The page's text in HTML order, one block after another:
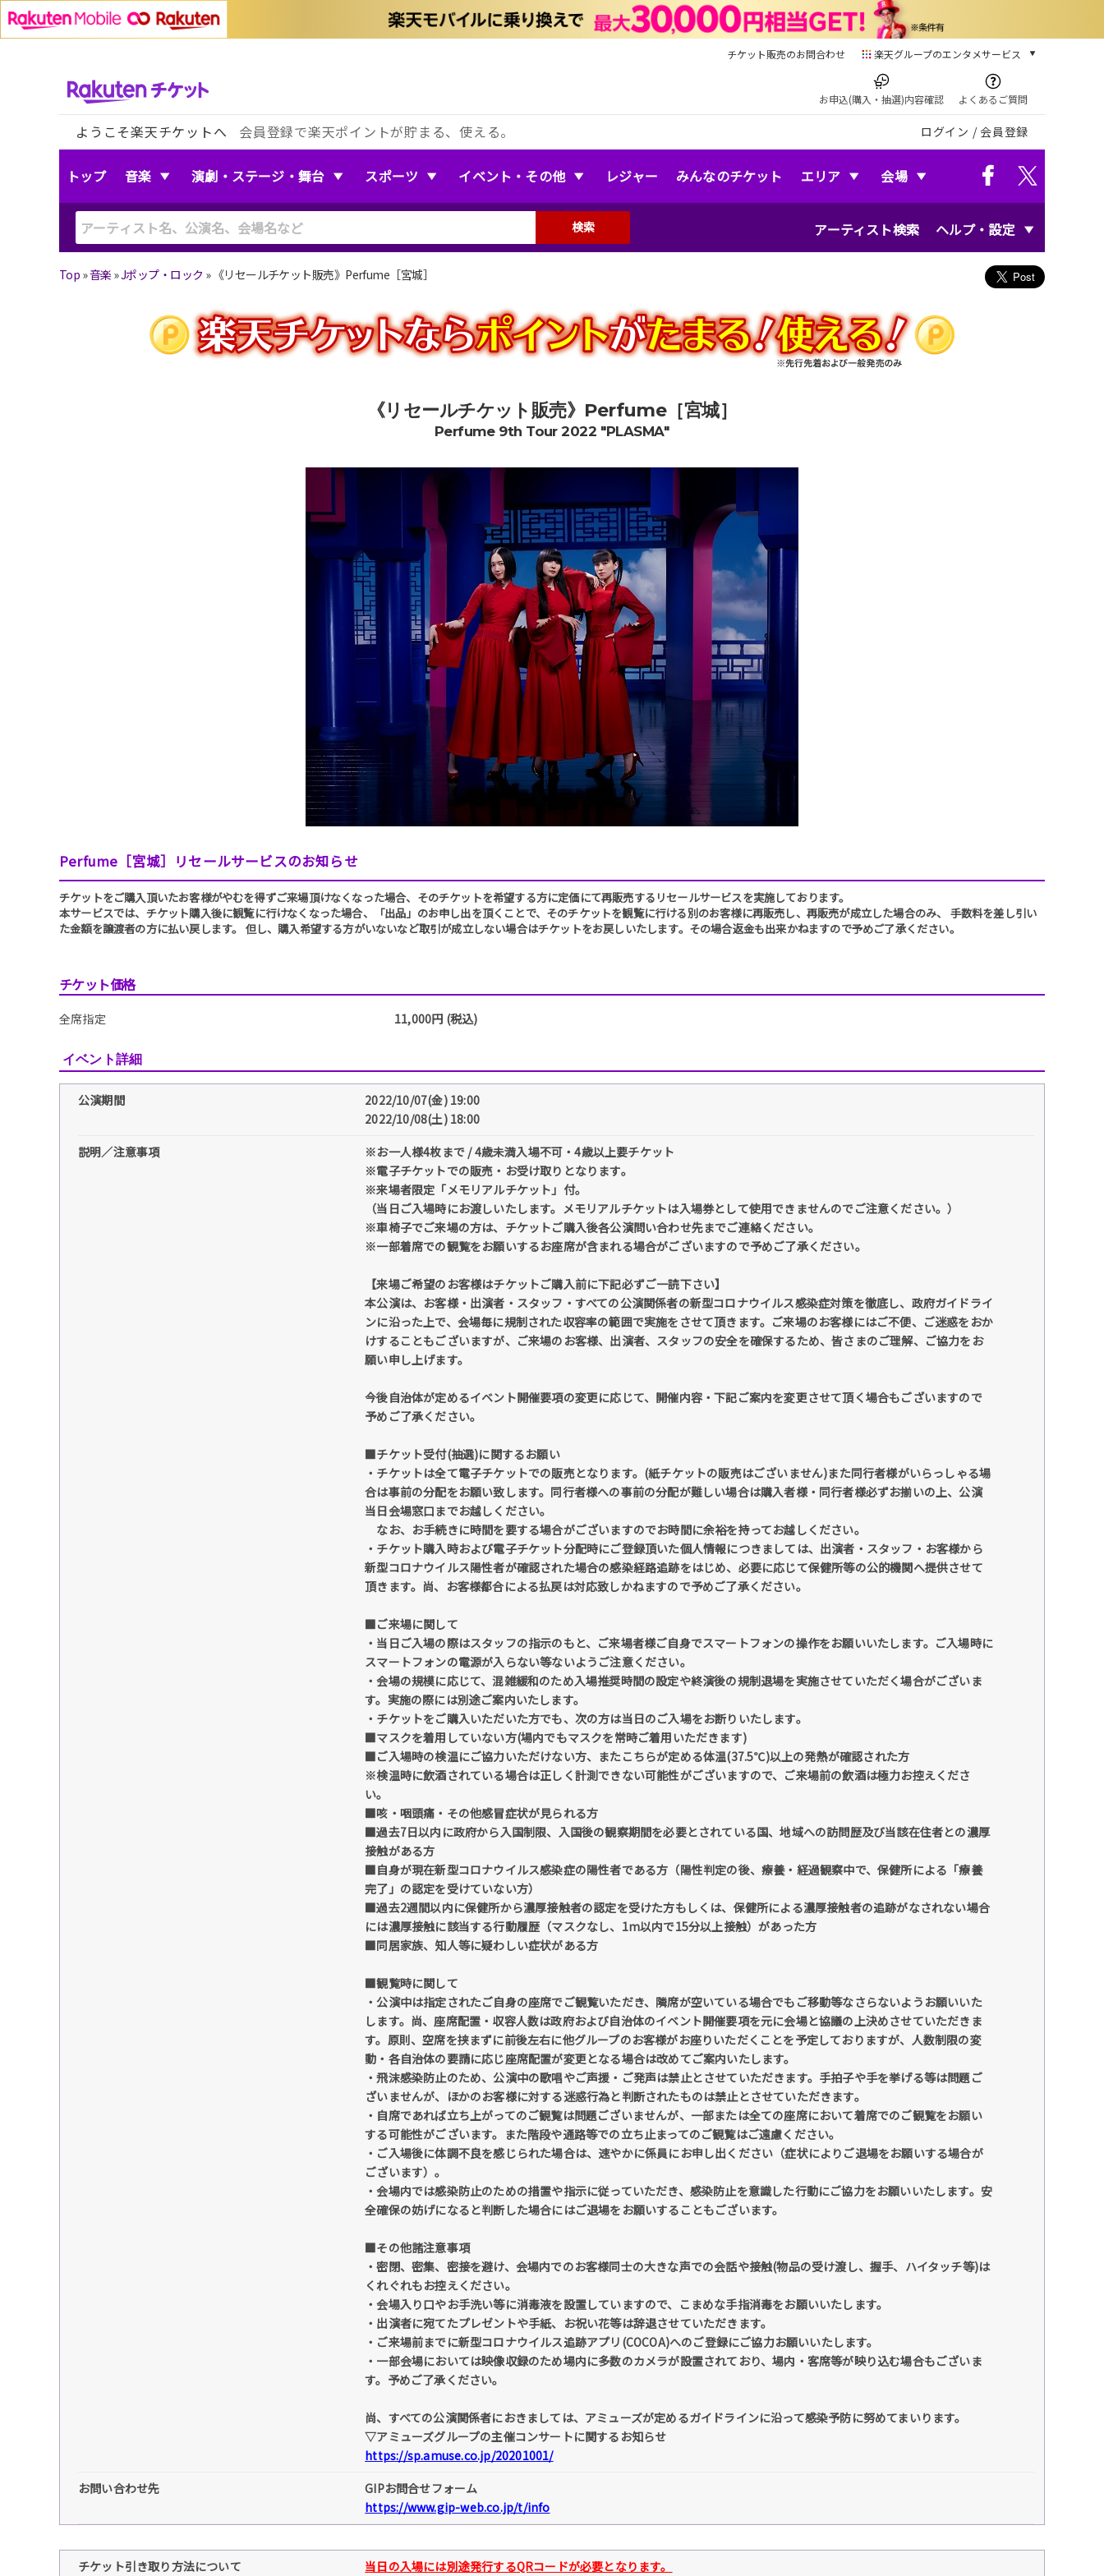
チケット販売のお問合わせ 楽天グループのエンタメサービス
本/ゲーム/CD/DVD
楽天ブックス
電子書籍
楽天Kobo
音楽配信
動画配信ガイド
Rakuten PLAY
無料テレビ
Rチャンネル
お申込(購入・抽選)内容確認 よくあるご質問
ようこそ楽天チケットへ 会員登録で楽天ポイントが貯まる、使える。 ログイン / 会員登録
トップ 音楽 演劇・ステージ・舞台 スポーツ イベント・その他 レジャー みんなのチケット エリア 会場
アーティスト検索 ヘルプ・設定
検索
Top »音楽 »Jポップ・ロック » 《リセールチケット販売》Perfume［宮城］
《リセールチケット販売》Perfume［宮城］
Perfume 9th Tour 2022 "PLASMA"
Perfume［宮城］リセールサービスのお知らせ
チケットをご購入頂いたお客様がやむを得ずご来場頂けなくなった場合、そのチケットを希望する方に定価にて再販売するリセールサービスを実施しております。
本サービスでは、チケット購入後に観覧に行けなくなった場合、「出品」のお申し出を頂くことで、そのチケットを観覧に行ける別のお客様に再販売し、再販売が成立した場合のみ、 手数料を差し引い
た金額を譲渡者の方に払い戻します。 但し、購入希望する方がいないなど取引が成立しない場合はチケットをお戻しいたします。その場合返金も出来かねますので予めご了承ください。
チケット価格
全席指定 11,000円 (税込)
イベント詳細
公演期間
2022/10/07(金) 19:00
2022/10/08(土) 18:00
説明／注意事項
※お一人様4枚まで / 4歳未満入場不可・4歳以上要チケット
※電子チケットでの販売・お受け取りとなります。
※来場者限定「メモリアルチケット」付。
（当日ご入場時にお渡しいたします。メモリアルチケットは入場券として使用できませんのでご注意ください。）
※車椅子でご来場の方は、チケットご購入後各公演問い合わせ先までご連絡ください。
※一部着席での観覧をお願いするお座席が含まれる場合がございますので予めご了承ください。
【来場ご希望のお客様はチケットご購入前に下記必ずご一読下さい】
本公演は、お客様・出演者・スタッフ・すべての公演関係者の新型コロナウイルス感染症対策を徹底し、政府ガイドライ
ンに沿った上で、会場毎に規制された収容率の範囲で実施をさせて頂きます。ご来場のお客様にはご不便、ご迷惑をおか
けすることもございますが、ご来場のお客様、出演者、スタッフの安全を確保するため、皆さまのご理解、ご協力をお
願い申し上げます。
今後自治体が定めるイベント開催要項の変更に応じて、開催内容・下記ご案内を変更させて頂く場合もございますので
予めご了承ください。
■チケット受付(抽選)に関するお願い
・チケットは全て電子チケットでの販売となります。(紙チケットの販売はございません)また同行者様がいらっしゃる場
合は事前の分配をお願い致します。同行者様への事前の分配が難しい場合は購入者様・同行者様必ずお揃いの上、公演
当日会場窓口までお越しください。
なお、お手続きに時間を要する場合がございますのでお時間に余裕を持ってお越しください。
・チケット購入時および電子チケット分配時にご登録頂いた個人情報につきましては、出演者・スタッフ・お客様から
新型コロナウイルス陽性者が確認された場合の感染経路追跡をはじめ、必要に応じて保健所等の公的機関へ提供させて
頂きます。尚、お客様都合による払戻は対応致しかねますので予めご了承ください。
■ご来場に関して
・当日ご入場の際はスタッフの指示のもと、ご来場者様ご自身でスマートフォンの操作をお願いいたします。ご入場時に
スマートフォンの電源が入らない等ないようご注意ください。
・会場の規模に応じて、混雑緩和のため入場推奨時間の設定や終演後の規制退場を実施させていただく場合がございま
す。実施の際には別途ご案内いたします。
・チケットをご購入いただいた方でも、次の方は当日のご入場をお断りいたします。
■マスクを着用していない方(場内でもマスクを常時ご着用いただきます)
■ご入場時の検温にご協力いただけない方、またこちらが定める体温(37.5℃)以上の発熱が確認された方
※検温時に飲酒されている場合は正しく計測できない可能性がございますので、ご来場前の飲酒は極力お控えくださ
い。
■咳・咽頭痛・その他感冒症状が見られる方
■過去7日以内に政府から入国制限、入国後の観察期間を必要とされている国、地域への訪問歴及び当該在住者との濃厚
接触がある方
■自身が現在新型コロナウイルス感染症の陽性者である方（陽性判定の後、療養・経過観察中で、保健所による「療養
完了」の認定を受けていない方）
■過去2週間以内に保健所から濃厚接触者の認定を受けた方もしくは、保健所による濃厚接触者の追跡がなされない場合
には濃厚接触に該当する行動履歴（マスクなし、1m以内で15分以上接触）があった方
■同居家族、知人等に疑わしい症状がある方
■観覧時に関して
・公演中は指定されたご自身の座席でご観覧いただき、隣席が空いている場合でもご移動等なさらないようお願いいた
します。尚、座席配置・収容人数は政府および自治体のイベント開催要項を元に会場と協議の上決めさせていただきま
す。原則、空席を挟まずに前後左右に他グループのお客様がお座りいただくことを予定しておりますが、人数制限の変
動・各自治体の要請に応じ座席配置が変更となる場合は改めてご案内いたします。
・飛沫感染防止のため、公演中の歌唱やご声援・ご発声は禁止とさせていただきます。手拍子や手を挙げる等は問題ご
ざいませんが、ほかのお客様に対する迷惑行為と判断されたものは禁止とさせていただきます。
・自席であれば立ち上がってのご観覧は問題ございませんが、一部または全ての座席において着席でのご観覧をお願い
する可能性がございます。また階段や通路等での立ち止まってのご観覧はご遠慮ください。
・ご入場後に体調不良を感じられた場合は、速やかに係員にお申し出ください（症状によりご退場をお願いする場合が
ございます）。
・会場内では感染防止のための措置や指示に従っていただき、感染防止を意識した行動にご協力をお願いいたします。安
全確保の妨げになると判断した場合にはご退場をお願いすることもございます。
■その他諸注意事項
・密閉、密集、密接を避け、会場内でのお客様同士の大きな声での会話や接触(物品の受け渡し、握手、ハイタッチ等)は
くれぐれもお控えください。
・会場入り口やお手洗い等に消毒液を設置していますので、こまめな手指消毒をお願いいたします。
・出演者に宛てたプレゼントや手紙、お祝い花等は辞退させていただきます。
・ご来場前までに新型コロナウイルス追跡アプリ(COCOA)へのご登録にご協力お願いいたします。
・一部会場においては映像収録のため場内に多数のカメラが設置されており、場内・客席等が映り込む場合もございま
す。予めご了承ください。
尚、すべての公演関係者におきましては、アミューズが定めるガイドラインに沿って感染予防に努めてまいります。
▽アミューズグループの主催コンサートに関するお知らせ
https://sp.amuse.co.jp/20201001/
お問い合わせ先
GIPお問合せフォーム
https://www.gip-web.co.jp/t/info
チケット引き取り方法について 当日の入場には別途発行するQRコードが必要となります。